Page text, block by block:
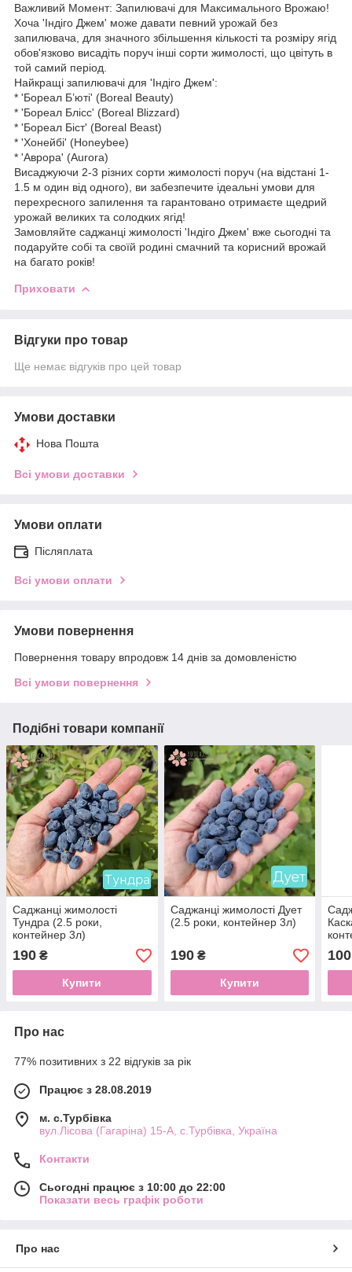
Важливий Момент: Запилювачі для Максимального Врожаю!
Хоча 'Індіго Джем' може давати певний урожай без
запилювача, для значного збільшення кількості та розміру ягід
обов'язково висадіть поруч інші сорти жимолості, що цвітуть в
той самий період.
Найкращі запилювачі для 'Індіго Джем':
* 'Бореал Б’юті' (Boreal Beauty)
* 'Бореал Блісс' (Boreal Blizzard)
* 'Бореал Біст' (Boreal Beast)
* 'Хонейбі' (Honeybee)
* 'Аврора' (Aurora)
Висаджуючи 2-3 різних сорти жимолості поруч (на відстані 1-
1.5 м один від одного), ви забезпечите ідеальні умови для
перехресного запилення та гарантовано отримаєте щедрий
урожай великих та солодких ягід!
Замовляйте саджанці жимолості 'Індіго Джем' вже сьогодні та
подаруйте собі та своїй родині смачний та корисний врожай
на багато років!
Приховати
Відгуки про товар
Ще немає відгуків про цей товар
Умови доставки
Нова Пошта
Всі умови доставки
Умови оплати
Післяплата
Всі умови оплати
Умови повернення
Повернення товару впродовж 14 днів за домовленістю
Всі умови повернення
Подібні товари компанії
Саджанці жимолості
Тундра (2.5 роки,
контейнер 3л)
190 ₴
Купити
Саджанці жимолості Дует
(2.5 роки, контейнер 3л)
190₴
Купити
100
Про нас
77% позитивних з 22 відгуків за рік
Працює з 28.08.2019
м. с.Турбівка
вул.Лісова (Гагаріна) 15-А, с.Турбівка, Україна
Контакти
Сьогодні працює з 10:00 до 22:00
Показати весь графік роботи
Про нас